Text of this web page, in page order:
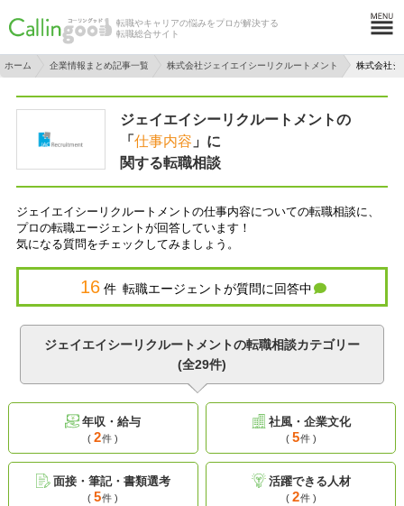
転職やキャリアの悩みをプロが解決する
転職総合サイト
ホーム 企業情報まとめ記事一覧 株式会社ジェイエイシーリクルートメント 株式会社ジ
ジェイエイシーリクルートメントの
「 仕事内容 」に
関する転職相談
ジェイエイシーリクルートメントの仕事内容についての転職相談に、
プロの転職エージェントが回答しています！
気になる質問をチェックしてみましょう。
16 件 転職エージェントが質問に回答中
ジェイエイシーリクルートメントの転職相談カテゴリー
(全29件)
年収・給与
(2件 )
社風・企業文化
( 5件 )
面接・筆記・書類選考
(5件 )
活躍できる人材
( 2件 )